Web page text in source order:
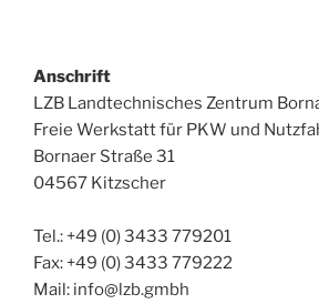
Anschrift
LZB Landtechnisches Zentrum
Freie Werkstatt für PKW und
Bornaer Straße 31
04567 Kitzscher
Tel.: +49 (0) 3433 779201
Fax: +49 (0) 3433 779222
Mail: info@lzb.gmbh